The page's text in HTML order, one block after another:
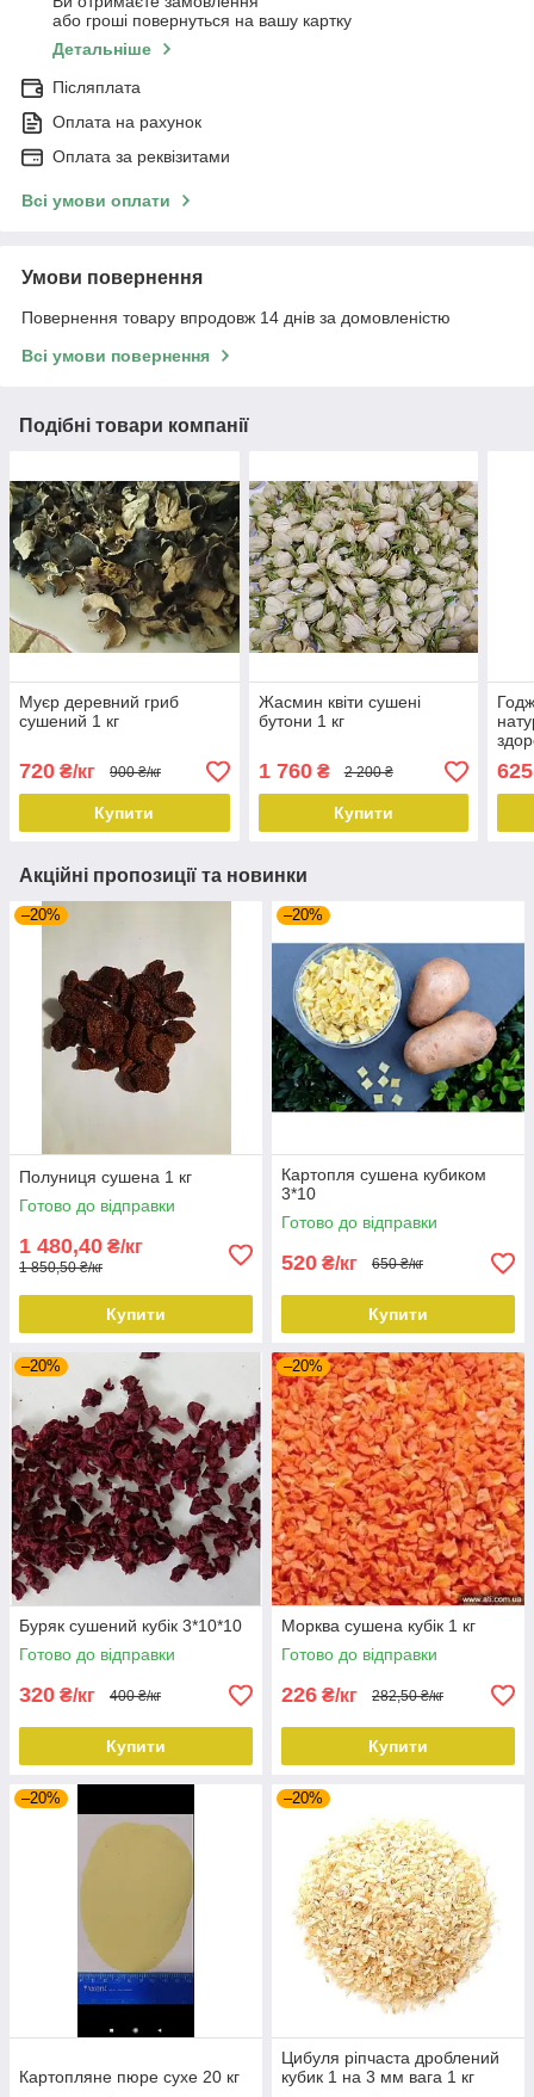
або гроші повернуться на вашу картку
Детальніше
Післяплата
Оплата на рахунок
Оплата за реквізитами
Всі умови оплати
Умови повернення
Повернення товару впродовж 14 днів за домовленістю
Всі умови повернення
Подібні товари компанії
Муєр деревний гриб
сушений 1 кг
720 ₴/кг 900 ₴/кг
Купити
Жасмин квіти сушені
бутони 1 кг
1 760₴ 2 200 ₴
Купити
625
Акційні пропозиції та новинки
–20%
Полуниця сушена 1 кг
Готово до відправки
1 480,40 ₴/кг
1 850,50 ₴/кг
Купити
–20%
Картопля сушена кубиком
3*10
Готово до відправки
520 ₴/кг 650 ₴/кг
Купити
–20%
Буряк сушений кубік 3*10*10
Готово до відправки
320 ₴/кг 400 ₴/кг
Купити
–20%
Морква сушена кубік 1 кг
Готово до відправки
226 ₴/кг 282,50 ₴/кг
Купити
–20%
Картопляне пюре сухе 20 кг
–20%
Цибуля ріпчаста дроблений
кубик 1 на 3 мм вага 1 кг